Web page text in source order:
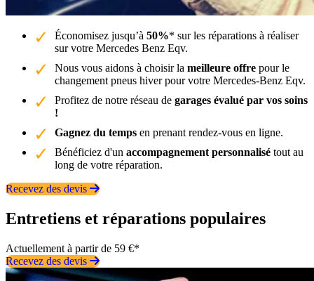
Économisez jusqu’à 50%* sur les réparations à réaliser
sur votre Mercedes Benz Eqv.
Nous vous aidons à choisir la meilleure offre pour le
changement pneus hiver pour votre Mercedes-Benz Eqv.
Profitez de notre réseau de garages évalué par vos soins
!
Gagnez du temps en prenant rendez-vous en ligne.
Bénéficiez d'un accompagnement personnalisé tout au
long de votre réparation.
Recevez des devis
Entretiens et réparations populaires
Actuellement à partir de 59 €*
Recevez des devis